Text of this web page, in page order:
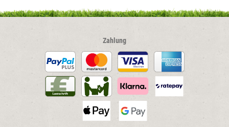
gewählt
werden
Zahlung